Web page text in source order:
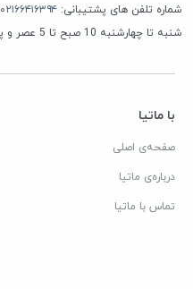
شماره تلفن های پشتیبانی: ۰۲۱۶۶۴۱۶۳۹۴
شنبه تا چهارشنبه 10 صبح تا 5 عصر و پنجشنبه 10 صبح تا 1 بعد از ظهر
با ماتیا
صفحه‌ی اصلی
درباره‌ی ماتیا
تماس با ماتیا